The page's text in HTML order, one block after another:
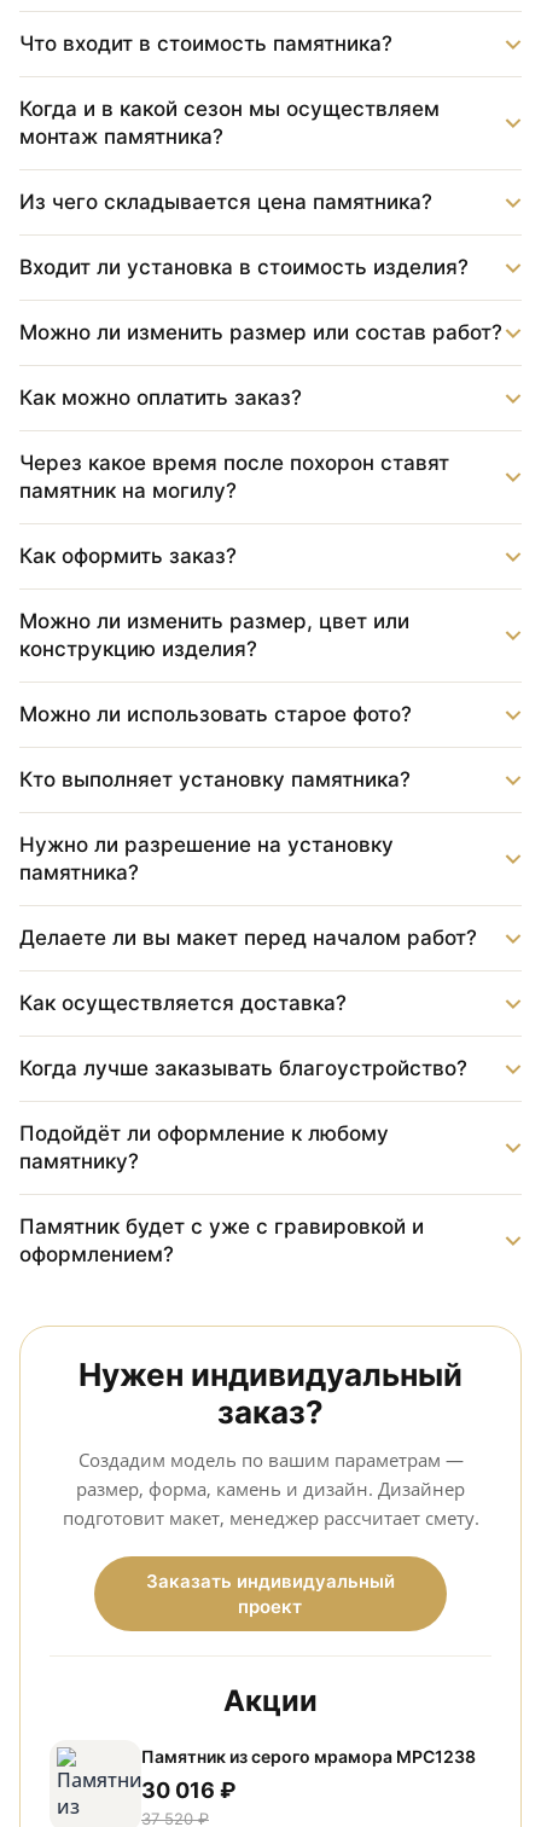
Что входит в стоимость памятника?
Когда и в какой сезон мы осуществляем
монтаж памятника?
Из чего складывается цена памятника?
Входит ли установка в стоимость изделия?
Можно ли изменить размер или состав работ?
Как можно оплатить заказ?
Через какое время после похорон ставят
памятник на могилу?
Как оформить заказ?
Можно ли изменить размер, цвет или
конструкцию изделия?
Можно ли использовать старое фото?
Кто выполняет установку памятника?
Нужно ли разрешение на установку
памятника?
Делаете ли вы макет перед началом работ?
Как осуществляется доставка?
Когда лучше заказывать благоустройство?
Подойдёт ли оформление к любому
памятнику?
Памятник будет с уже с гравировкой и
оформлением?
Нужен индивидуальный
заказ?
Создадим модель по вашим параметрам —
размер, форма, камень и дизайн. Дизайнер
подготовит макет, менеджер рассчитает смету.
Заказать индивидуальный
проект
Акции
Памятник из серого мрамора МРС1238
30 016 ₽
37 520 ₽